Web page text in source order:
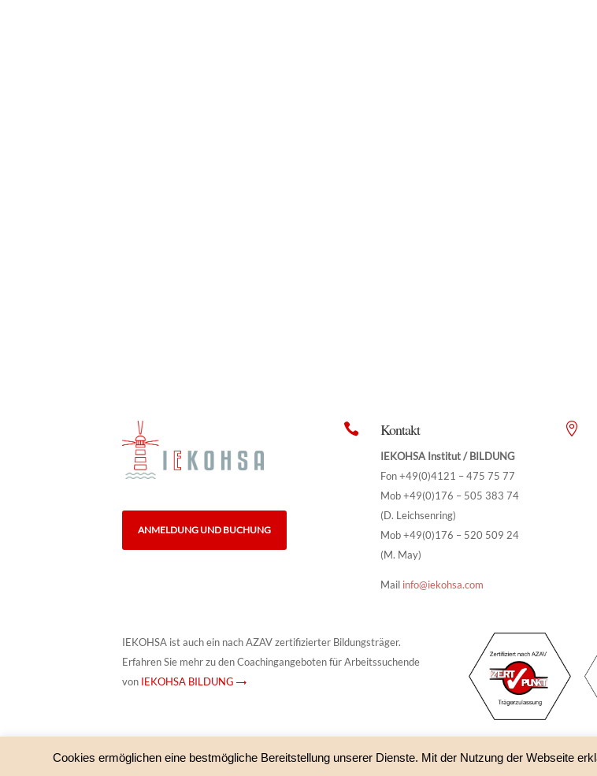
ANMELDUNG UND BUCHUNG
 Kontakt
IEKOHSA Institut / BILDUNG
Fon +49(0)4121 – 475 75 77
Mob +49(0)176 – 505 383 74
(D. Leichsenring)
Mob +49(0)176 – 520 509 24
(M. May)
Mail info@iekohsa.com

IEKOHSA ist auch ein nach AZAV zertifizierter Bildungsträger.
Erfahren Sie mehr zu den Coachingangeboten für Arbeitssuchende
von IEKOHSA BILDUNG →
Cookies ermöglichen eine bestmögliche Bereitstellung unserer Dienste. Mit der Nutzung der Webseite